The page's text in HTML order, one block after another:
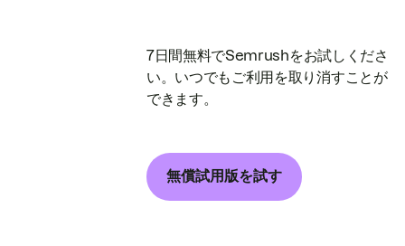
7日間無料でSemrushをお試しくださ
い。いつでもご利用を取り消すことが
できます。
無償試用版を試す